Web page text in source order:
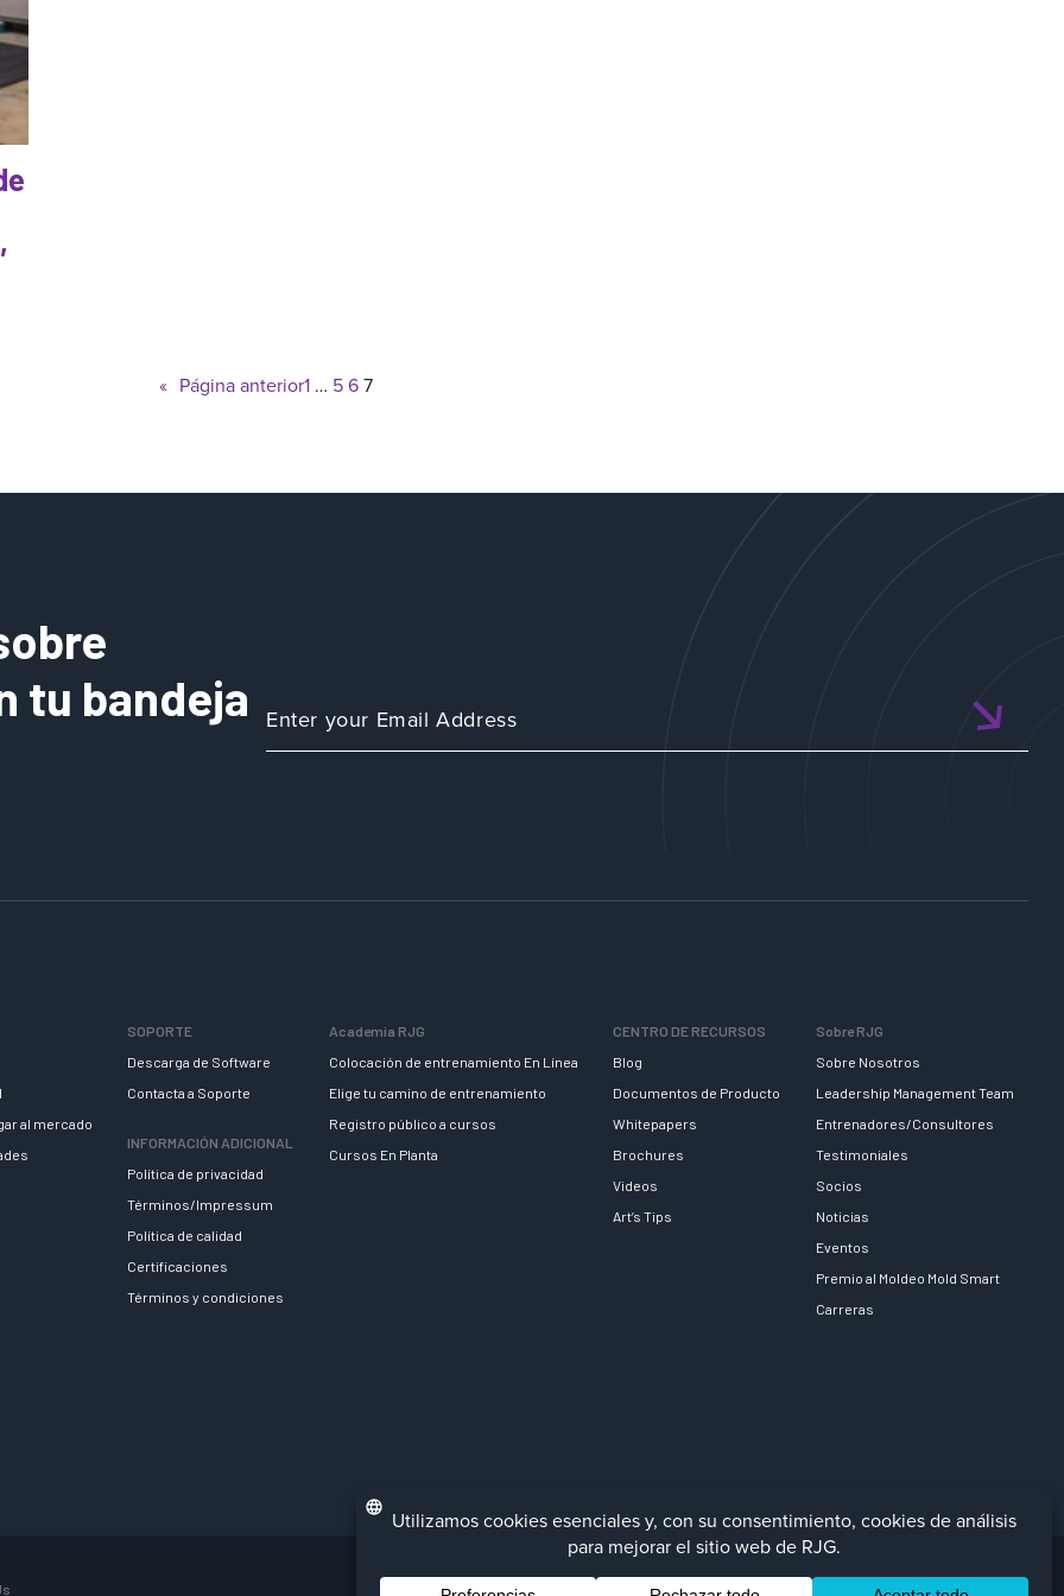
« Página anterior1 … 567
tu bandeja
al mercado
SOPORTE
Descarga de Software
Contacta a Soporte
INFORMACIÓN ADICIONAL
Política de privacidad
Términos/Impressum
Política de calidad
Certificaciones
Términos y condiciones
Academia RJG
Colocación de entrenamiento En Línea
Elige tu camino de entrenamiento
Registro público a cursos
Cursos En Planta
CENTRO DE RECURSOS
Blog
Documentos de Producto
Whitepapers
Brochures
Videos
Art’s Tips
Sobre RJG
Sobre Nosotros
Leadership Management Team
Entrenadores/Consultores
Testimoniales
Socios
Noticias
Eventos
Premio al Moldeo Mold Smart
Carreras
Facebook
LinkedIn